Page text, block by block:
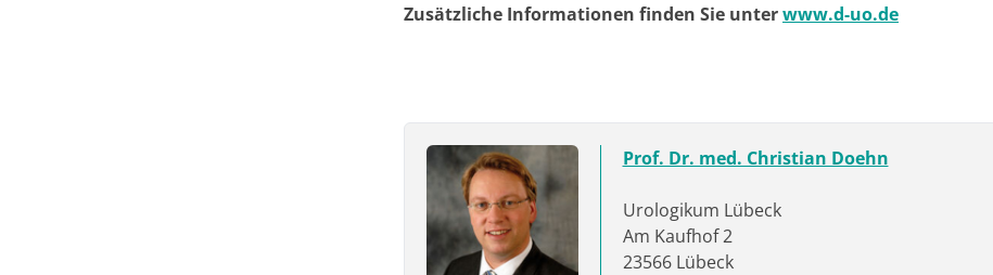
Zusätzliche Informationen finden Sie unterwww.d-uo.de
Prof. Dr. med. Christian Doehn
Urologikum Lübeck
Am Kaufhof 2
23566 Lübeck